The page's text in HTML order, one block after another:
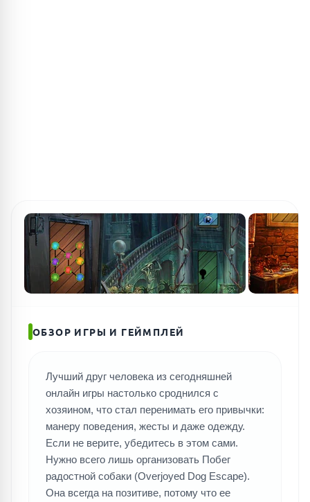
ПОИСК ИГР
ОБЗОР ИГРЫ И ГЕЙМПЛЕЙ
Лучший друг человека из сегодняшней
онлайн игры настолько сроднился с
хозяином, что стал перенимать его привычки:
манеру поведения, жесты и даже одежду.
Если не верите, убедитесь в этом сами.
Нужно всего лишь организовать Побег
радостной собаки (Overjoyed Dog Escape).
Она всегда на позитиве, потому что ее